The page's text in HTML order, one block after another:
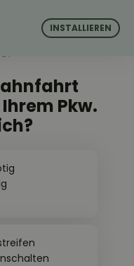
Pkw.
INSTALLIEREN